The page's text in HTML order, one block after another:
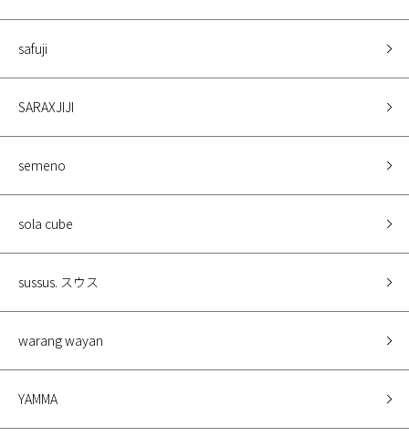
safuji
SARAXJIJI
semeno
sola cube
sussus. スウス
warang wayan
YAMMA